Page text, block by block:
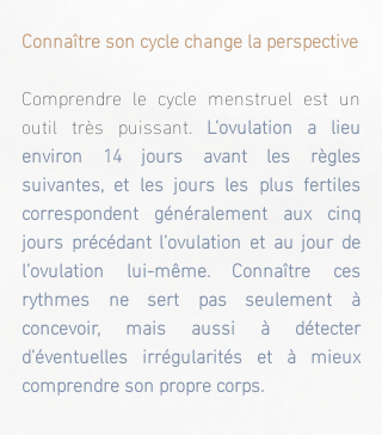
Connaître son cycle change la perspective
Comprendre le cycle menstruel est un
outil très puissant. L’ovulation a lieu
environ 14 jours avant les règles
suivantes, et les jours les plus fertiles
correspondent généralement aux cinq
jours précédant l’ovulation et au jour de
l’ovulation lui-même. Connaître ces
rythmes ne sert pas seulement à
concevoir, mais aussi à détecter
d’éventuelles irrégularités et à mieux
comprendre son propre corps.